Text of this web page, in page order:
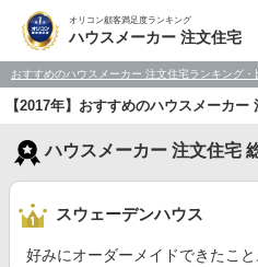
オリコン顧客満足度ランキング
ハウスメーカー 注文住宅
おすすめのハウスメーカー 注文住宅ランキング・
【2017年】おすすめのハウスメーカ
ハウスメーカー 注文住宅
スウェーデンハウス
好みにオーダーメイドできたこと